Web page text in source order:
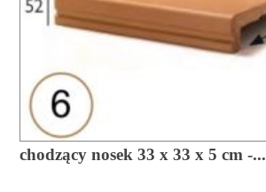
chodzący nosek 33 x 33 x 5 cm -...